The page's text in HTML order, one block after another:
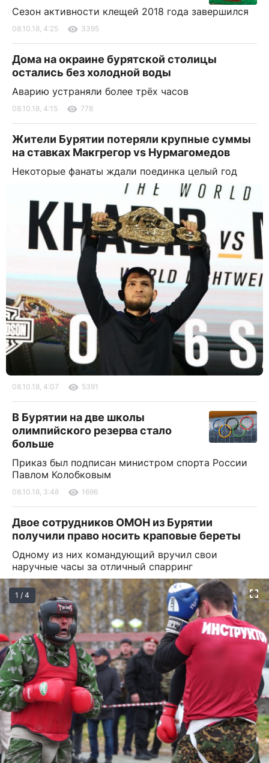
Сезон активности клещей 2018 года завершился
08.10.18, 4:25 3395
Дома на окраине бурятской столицы
остались без холодной воды
Аварию устраняли более трёх часов
08.10.18, 4:15 778
Жители Бурятии потеряли крупные суммы
на ставках Макгрегор vs Нурмагомедов
Некоторые фанаты ждали поединка целый год
08.10.18, 4:07 5391
В Бурятии на две школы
олимпийского резерва стало
больше
Приказ был подписан министром спорта России
Павлом Колобковым
08.10.18, 3:48 1696
Двое сотрудников ОМОН из Бурятии
получили право носить краповые береты
Одному из них командующий вручил свои
наручные часы за отличный спарринг
1 / 4